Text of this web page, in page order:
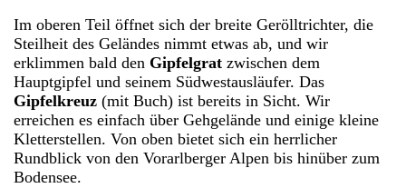
Im oberen Teil öffnet sich der breite Gerölltrichter, die
Steilheit des Geländes nimmt etwas ab, und wir
erklimmen bald den Gipfelgrat zwischen dem
Hauptgipfel und seinem Südwestausläufer. Das
Gipfelkreuz (mit Buch) ist bereits in Sicht. Wir
erreichen es einfach über Gehgelände und einige kleine
Kletterstellen. Von oben bietet sich ein herrlicher
Rundblick von den Vorarlberger Alpen bis hinüber zum
Bodensee.